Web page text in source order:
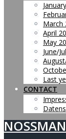
March
April
May
June/
Last
CONTACT
NOSSMANN